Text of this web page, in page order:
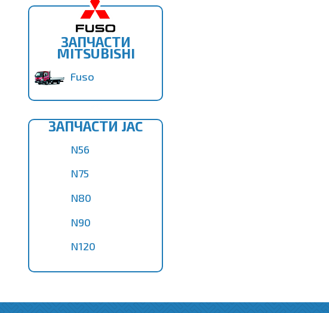
ЗАПЧАСТИ
MITSUBISHI
Fuso
ЗАПЧАСТИ JAC
N56
N75
N80
N90
N120